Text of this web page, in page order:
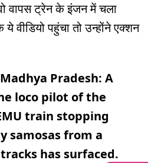
वापस ट्रेन के इंजन में चला
वीडियो पहुंचा तो उन्होंने एक्शन
Pradesh: A
loco pilot of the
train stopping
samosas from a
has surfaced.